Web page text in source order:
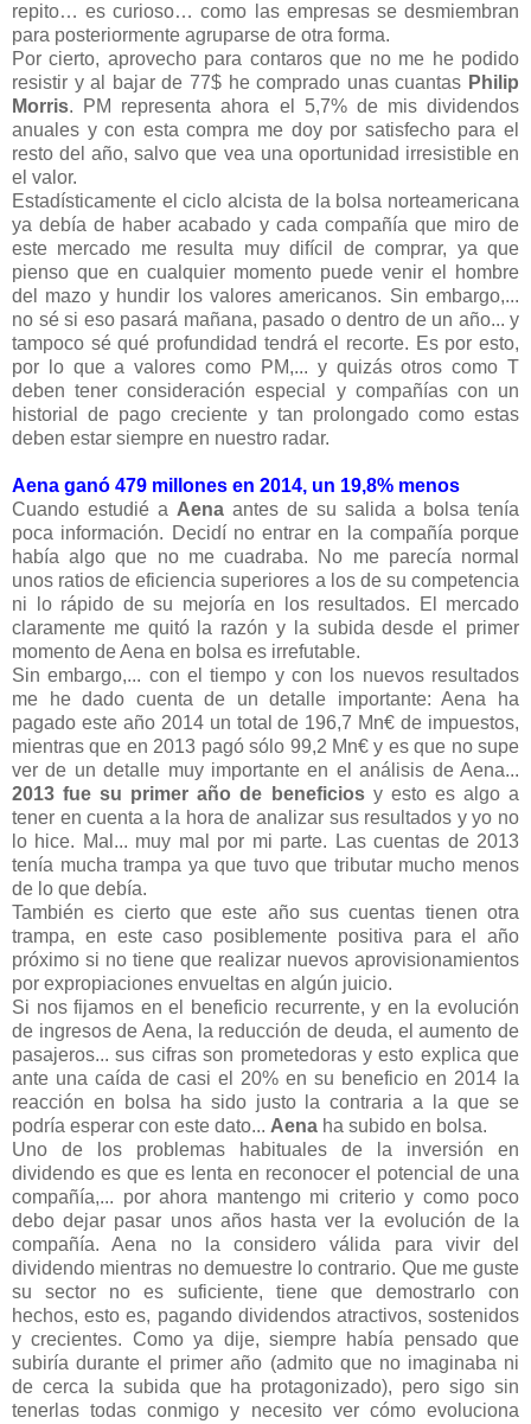
repito… es curioso… como las empresas se desmiembran
para posteriormente agruparse de otra forma.
Por cierto, aprovecho para contaros que no me he podido
resistir y al bajar de 77$ he comprado unas cuantas Philip
Morris. PM representa ahora el 5,7% de mis dividendos
anuales y con esta compra me doy por satisfecho para el
resto del año, salvo que vea una oportunidad irresistible en
el valor.
Estadísticamente el ciclo alcista de la bolsa norteamericana
ya debía de haber acabado y cada compañía que miro de
este mercado me resulta muy difícil de comprar, ya que
pienso que en cualquier momento puede venir el hombre
del mazo y hundir los valores americanos. Sin embargo,...
no sé si eso pasará mañana, pasado o dentro de un año... y
tampoco sé qué profundidad tendrá el recorte. Es por esto,
por lo que a valores como PM,... y quizás otros como T
deben tener consideración especial y compañías con un
historial de pago creciente y tan prolongado como estas
deben estar siempre en nuestro radar.
Aena ganó 479 millones en 2014, un 19,8% menos
Cuando estudié a Aena antes de su salida a bolsa tenía
poca información. Decidí no entrar en la compañía porque
había algo que no me cuadraba. No me parecía normal
unos ratios de eficiencia superiores a los de su competencia
ni lo rápido de su mejoría en los resultados. El mercado
claramente me quitó la razón y la subida desde el primer
momento de Aena en bolsa es irrefutable.
Sin embargo,... con el tiempo y con los nuevos resultados
me he dado cuenta de un detalle importante: Aena ha
pagado este año 2014 un total de 196,7 Mn€ de impuestos,
mientras que en 2013 pagó sólo 99,2 Mn€ y es que no supe
ver de un detalle muy importante en el análisis de Aena...
2013 fue su primer año de beneficiosy esto es algo a
tener en cuenta a la hora de analizar sus resultados y yo no
lo hice. Mal... muy mal por mi parte. Las cuentas de 2013
tenía mucha trampa ya que tuvo que tributar mucho menos
de lo que debía.
También es cierto que este año sus cuentas tienen otra
trampa, en este caso posiblemente positiva para el año
próximo si no tiene que realizar nuevos aprovisionamientos
por expropiaciones envueltas en algún juicio.
Si nos fijamos en el beneficio recurrente, y en la evolución
de ingresos de Aena, la reducción de deuda, el aumento de
pasajeros... sus cifras son prometedoras y esto explica que
ante una caída de casi el 20% en su beneficio en 2014 la
reacción en bolsa ha sido justo la contraria a la que se
podría esperar con este dato... Aena ha subido en bolsa.
Uno de los problemas habituales de la inversión en
dividendo es que es lenta en reconocer el potencial de una
compañía,... por ahora mantengo mi criterio y como poco
debo dejar pasar unos años hasta ver la evolución de la
compañía. Aena no la considero válida para vivir del
dividendo mientras no demuestre lo contrario. Que me guste
su sector no es suficiente, tiene que demostrarlo con
hechos, esto es, pagando dividendos atractivos, sostenidos
y crecientes. Como ya dije, siempre había pensado que
subiría durante el primer año (admito que no imaginaba ni
de cerca la subida que ha protagonizado), pero sigo sin
tenerlas todas conmigo y necesito ver cómo evoluciona